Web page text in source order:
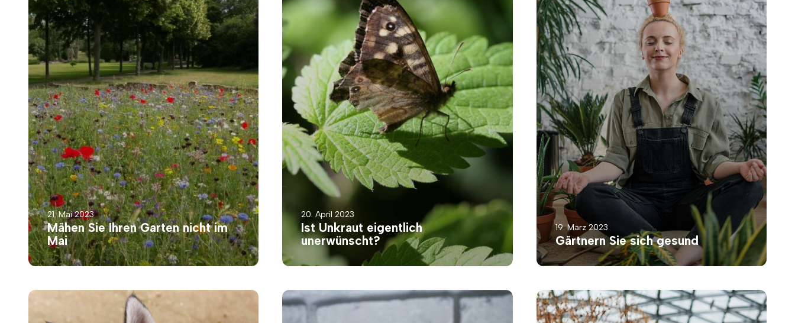
21. Mai 2023
Mähen Sie Ihren Garten nicht im
Mai
20. April 2023
Ist Unkraut eigentlich
unerwünscht?
19. März 2023
Gärtnern Sie sich gesund